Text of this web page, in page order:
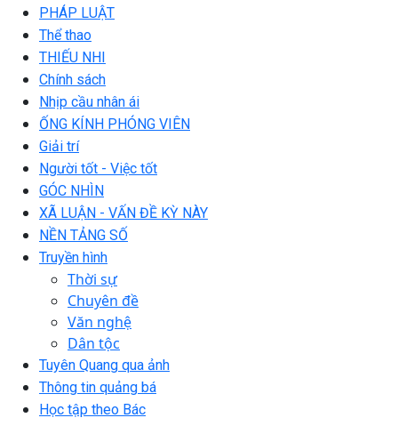
PHÁP LUẬT
Thể thao
THIẾU NHI
Chính sách
Nhịp cầu nhân ái
ỐNG KÍNH PHÓNG VIÊN
Giải trí
Người tốt - Việc tốt
GÓC NHÌN
XÃ LUẬN - VẤN ĐỀ KỲ NÀY
NỀN TẢNG SỐ
Truyền hình
Thời sự
Chuyên đề
Văn nghệ
Dân tộc
Tuyên Quang qua ảnh
Thông tin quảng bá
Học tập theo Bác